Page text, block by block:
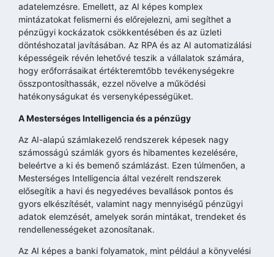
adatelemzésre. Emellett, az AI képes komplex
mintázatokat felismerni és előrejelezni, ami segíthet a
pénzügyi kockázatok csökkentésében és az üzleti
döntéshozatal javításában. Az RPA és az AI automatizálási
képességeik révén lehetővé teszik a vállalatok számára,
hogy erőforrásaikat értékteremtőbb tevékenységekre
összpontosíthassák, ezzel növelve a működési
hatékonyságukat és versenyképességüket.
A Mesterséges Intelligencia és a pénzügy
Az AI-alapú számlakezelő rendszerek képesek nagy
számosságú számlák gyors és hibamentes kezelésére,
beleértve a ki és bemenő számlázást. Ezen túlmenően, a
Mesterséges Intelligencia által vezérelt rendszerek
elősegítik a havi és negyedéves bevallások pontos és
gyors elkészítését, valamint nagy mennyiségű pénzügyi
adatok elemzését, amelyek során mintákat, trendeket és
rendellenességeket azonosítanak.
Az AI képes a banki folyamatok, mint például a könyvelési